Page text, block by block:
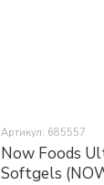
Артикул: 685557
Now Foods
Softgels